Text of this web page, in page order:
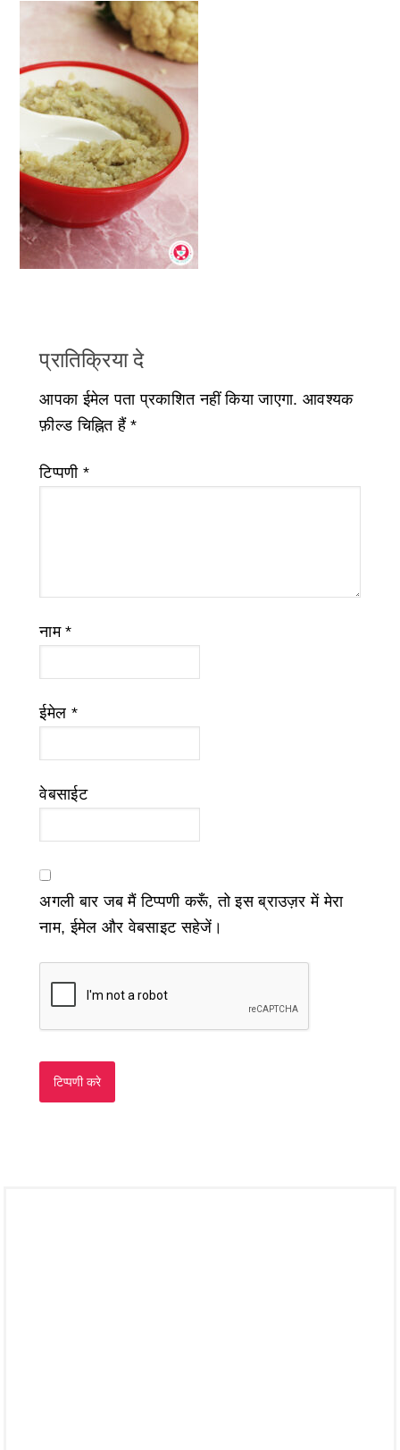
प्रातिक्रिया दे
आपका ईमेल पता प्रकाशित नहीं किया जाएगा. आवश्यक
फ़ील्ड चिह्नित हैं*
टिप्पणी *
नाम*
ईमेल *
वेबसाईट
अगली बार जब मैं टिप्पणी करूँ, तो इस ब्राउज़र में मेरा
नाम, ईमेल और वेबसाइट सहेजें।